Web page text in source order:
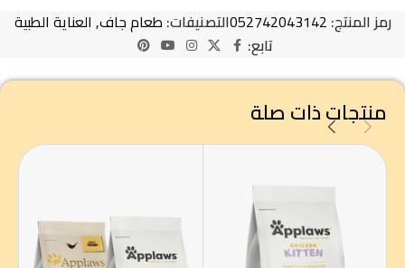
رمز المنتج: 052742043142التصنيفات: طعام جاف, العناية الطبية
تابع:
منتجات ذات صلة